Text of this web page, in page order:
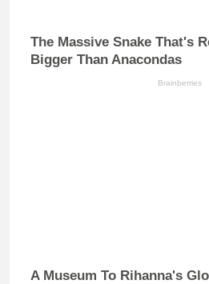
The Massive Snake That's
Bigger Than Anacondas
Brainberries
A Museum To Rihanna's